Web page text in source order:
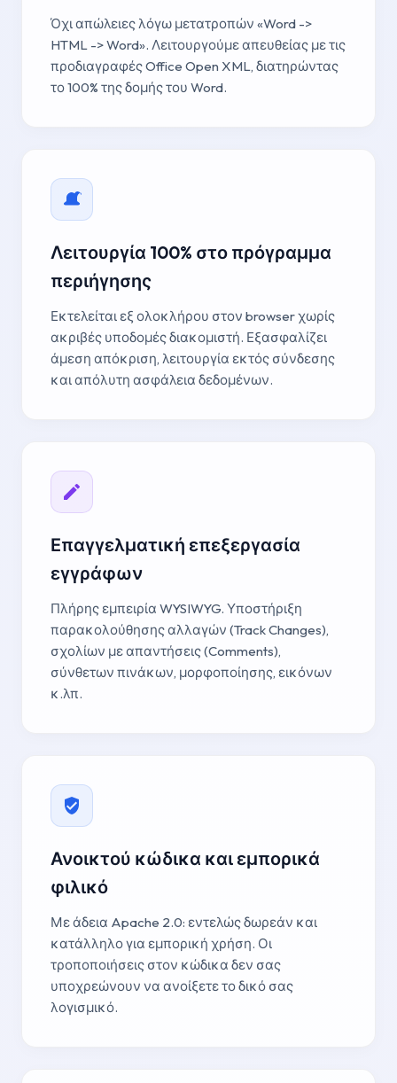
Όχι απώλειες λόγω μετατροπών «Word ->
HTML -> Word». Λειτουργούμε απευθείας με τις
προδιαγραφές Office Open XML, διατηρώντας
το 100% της δομής του Word.
Λειτουργία 100% στο πρόγραμμα
περιήγησης
Εκτελείται εξ ολοκλήρου στον browser χωρίς
ακριβές υποδομές διακομιστή. Εξασφαλίζει
άμεση απόκριση, λειτουργία εκτός σύνδεσης
και απόλυτη ασφάλεια δεδομένων.
Επαγγελματική επεξεργασία
εγγράφων
Πλήρης εμπειρία WYSIWYG. Υποστήριξη
παρακολούθησης αλλαγών (Track Changes),
σχολίων με απαντήσεις (Comments),
σύνθετων πινάκων, μορφοποίησης, εικόνων
κ.λπ.
Ανοικτού κώδικα και εμπορικά
φιλικό
Με άδεια Apache 2.0: εντελώς δωρεάν και
κατάλληλο για εμπορική χρήση. Οι
τροποποιήσεις στον κώδικα δεν σας
υποχρεώνουν να ανοίξετε το δικό σας
λογισμικό.